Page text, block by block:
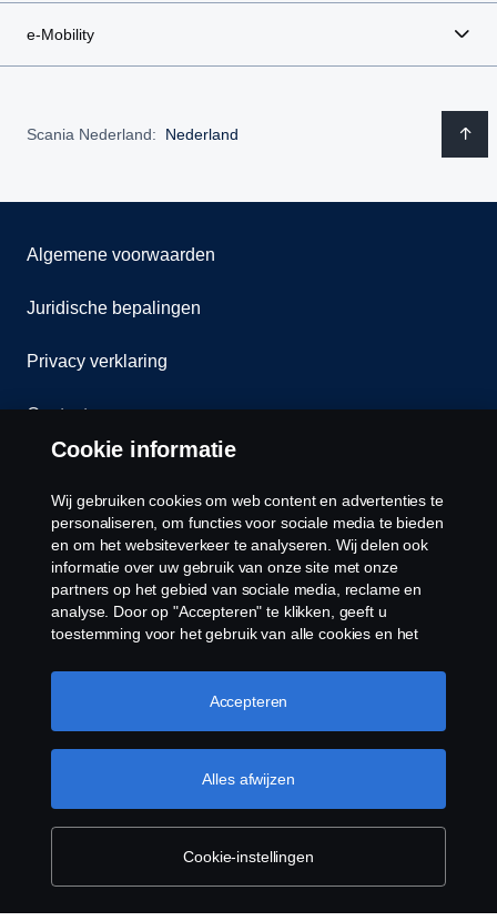
e-Mobility
Scania Nederland: Nederland
Algemene voorwaarden
Juridische bepalingen
Privacy verklaring
Contact
Cookiebeleid
Cookies
Voorbehouden. Scania Nederland B.V. Postbus
9598 4801 LN, Spinveld 57, 4815 HV Breda / T +31
(0)76-5254 000 KvK-nummer: 27136821
Cookie informatie
Wij gebruiken cookies om web content en advertenties te
personaliseren, om functies voor sociale media te bieden
en om het websiteverkeer te analyseren. Wij delen ook
informatie over uw gebruik van onze site met onze
partners op het gebied van sociale media, reclame en
analyse. Door op "Accepteren" te klikken, geeft u
toestemming voor het gebruik van alle cookies en het
door op "Cookie Instellingen" te klikken en de
categorieën te selecteren die u wilt accepteren. Voor een
Meer informatie over uw privacy
Cookie-instellingen
Alles afwijzen
Accepteren